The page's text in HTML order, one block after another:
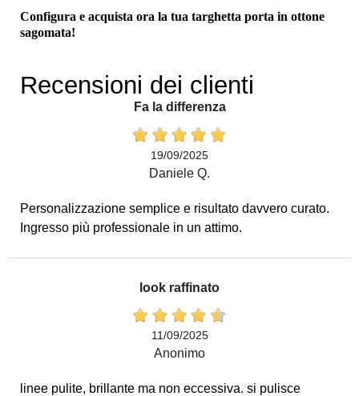
Configura e acquista ora la tua targhetta porta in ottone
sagomata!
Recensioni dei clienti
Fa la differenza
19/09/2025
Daniele Q.
Personalizzazione semplice e risultato davvero curato.
Ingresso più professionale in un attimo.
look raffinato
11/09/2025
Anonimo
linee pulite, brillante ma non eccessiva. si pulisce